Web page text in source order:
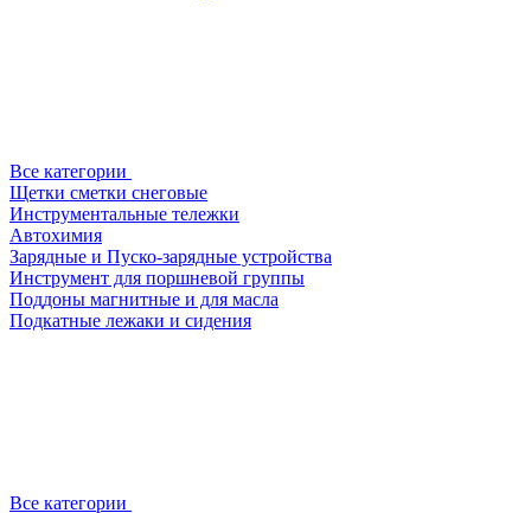
Все категории
Щетки сметки снеговые
Инструментальные тележки
Автохимия
Зарядные и Пуско-зарядные устройства
Инструмент для поршневой группы
Поддоны магнитные и для масла
Подкатные лежаки и сидения
Все категории